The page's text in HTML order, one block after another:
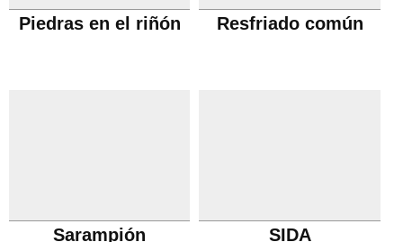
Piedras en el riñón Resfriado común
Sarampión SIDA